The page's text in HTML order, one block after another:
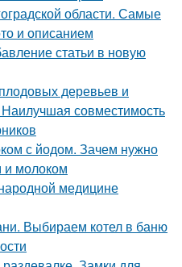
области. Самые
и описанием
статьи в новую
деревьев и
Наилучшая совместимость
с йодом. Зачем нужно
и молоком
медицине
Выбираем котел в баню